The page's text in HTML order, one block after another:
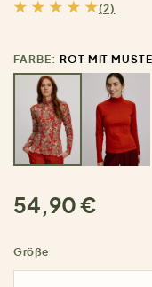
(2)
FARBE: ROT MIT
54,90 €
Größe